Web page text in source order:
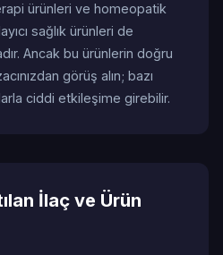
ürünleri ve homeopatik
sağlık ürünleri de
Ancak bu ürünlerin doğru
görüş alın; bazı
ciddi etkileşime girebilir.
İlaç ve Ürün